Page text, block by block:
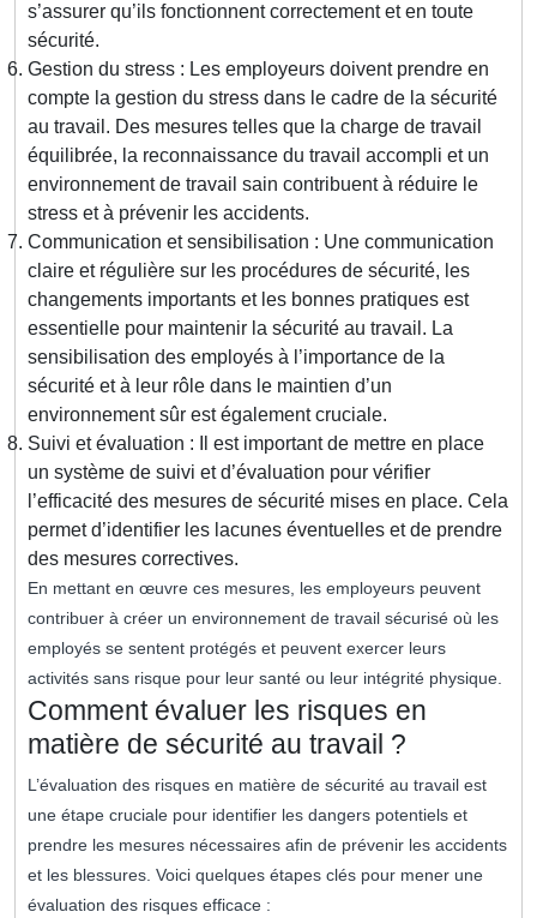
s’assurer qu’ils fonctionnent correctement et en toute
sécurité.
Gestion du stress : Les employeurs doivent prendre en
compte la gestion du stress dans le cadre de la sécurité
au travail. Des mesures telles que la charge de travail
équilibrée, la reconnaissance du travail accompli et un
environnement de travail sain contribuent à réduire le
stress et à prévenir les accidents.
Communication et sensibilisation : Une communication
claire et régulière sur les procédures de sécurité, les
changements importants et les bonnes pratiques est
essentielle pour maintenir la sécurité au travail. La
sensibilisation des employés à l’importance de la
sécurité et à leur rôle dans le maintien d’un
environnement sûr est également cruciale.
Suivi et évaluation : Il est important de mettre en place
un système de suivi et d’évaluation pour vérifier
l’efficacité des mesures de sécurité mises en place. Cela
permet d’identifier les lacunes éventuelles et de prendre
des mesures correctives.
En mettant en œuvre ces mesures, les employeurs peuvent
contribuer à créer un environnement de travail sécurisé où les
employés se sentent protégés et peuvent exercer leurs
activités sans risque pour leur santé ou leur intégrité physique.
Comment évaluer les risques en
matière de sécurité au travail ?
L’évaluation des risques en matière de sécurité au travail est
une étape cruciale pour identifier les dangers potentiels et
prendre les mesures nécessaires afin de prévenir les accidents
et les blessures. Voici quelques étapes clés pour mener une
évaluation des risques efficace :